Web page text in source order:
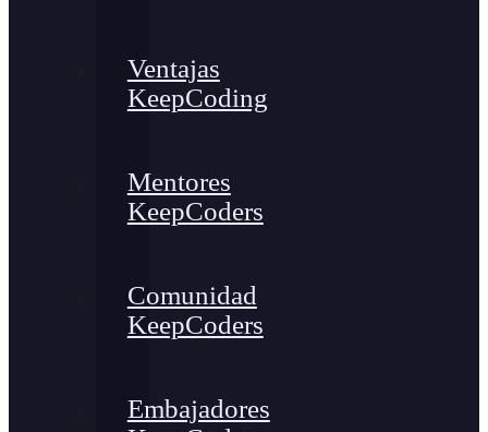
Ventajas
KeepCoding
Mentores
KeepCoders
Comunidad
KeepCoders
Embajadores